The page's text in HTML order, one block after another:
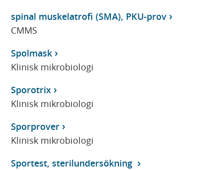
spinal muskelatrofi (SMA), PKU-prov
CMMS
Spolmask
Klinisk mikrobiologi
Sporotrix
Klinisk mikrobiologi
Sporprover
Klinisk mikrobiologi
Sportest, sterilundersökning